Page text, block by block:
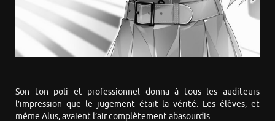
Son ton poli et professionnel donna à tous les auditeurs
l’impression que le jugement était la vérité. Les élèves, et
même Alus, avaient l’air complètement abasourdis.